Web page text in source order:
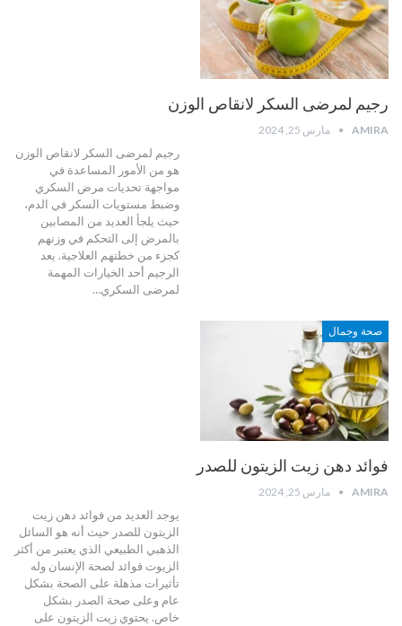
رجيم لمرضى السكر لانقاص الوزن
AMIRA مارس 25, 2024
رجيم لمرضى السكر لانقاص الوزن
هو من الأمور المساعدة في
مواجهة تحديات مرض السكري
وضبط مستويات السكر في الدم،
حيث يلجأ العديد من المصابين
بالمرض إلى التحكم في وزنهم
كجزء من خطتهم العلاجية. يعد
الرجيم أحد الخيارات المهمة
لمرضى السكري…
صحة وجمال
فوائد دهن زيت الزيتون للصدر
AMIRA مارس 25, 2024
يوجد العديد من فوائد دهن زيت
الزيتون للصدر حيث أنه هو السائل
الذهبي الطبيعي الذي يعتبر من أكثر
الزيوت فوائد لصحة الإنسان وله
تأثيرات مذهلة على الصحة بشكل
عام وعلى صحة الصدر بشكل
خاص. يحتوي زيت الزيتون على